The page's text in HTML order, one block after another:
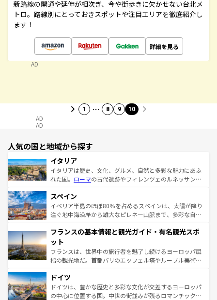
新路線の開通や延伸が相次ぎ、今や街歩きに欠かせない台北メ
トロ。路線別にとっておきスポットや注目エリアを徹底紹介し
ます！
詳細を見る
AD
1 … 8 9 10
AD
AD
人気の国と地域から探す
イタリア
イタリアは歴史、文化、グルメ、自然と多彩な魅力にあふ
れた国。 ローマの古代遺跡やフィレンツェのルネッサンス
ろん、トスカーナの美しい田園風景やアマルフィ海岸の絶
景など、自然景観も見逃せない。観光の合間には、本場の
ピザやパスタなど、絶品のイタリア料理を堪能することも
ませてくれるイタリアで、忘れられない旅をしてみよう！
なお、新着のイタリア情報は
しい。
スペイン
イベリア半島のほぼ80％を占めるスペインは、太陽が降り
注ぐ地中海沿岸から雄大なピレネー山脈まで、多彩な自然
文化が根付くこの国では、情熱的なフラメンコ、熱気あふ
れる闘牛、そして美味しいタパスが生活の一部となってい
る。首都マドリードの洗練された雰囲気や、バルセロナの
アートに溢れた街角から、地方では古代ローマ遺跡や中世
せる。地方によって風土や気候が異なるスペインはその個
性で訪れる人を魅了する。 なお、新着のスペイン情報は コ
ンテンツ一覧を参照してほしい。
フランスの基本情報と観光ガイド・有名観光スポ
ット
フランスは、世界中の旅行者を魅了し続けるヨーロッパ屈
指の観光地だ。首都パリのエッフェル塔やルーブル美術館
で、幅広い魅力が詰まっている。華麗な宮殿、歴史的な大
聖堂、美しいビーチ、そして豊かな自然が、訪れる者を心
から魅了する。また、フランスは美食の国としても知ら
ドイツ
ドイツは、豊かな歴史と多彩な文化が交差するヨーロッパ
の中心に位置する国。中世の街並みが残るロマンチック街